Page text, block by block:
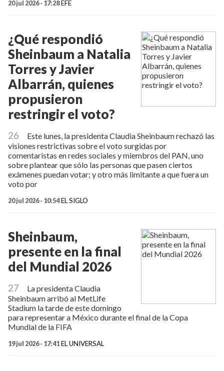
20 jul 2026 - 17:28EFE
¿Qué respondió
Sheinbaum a Natalia
Torres y Javier
Albarrán, quienes
propusieron
restringir el voto?
26
Este lunes, la presidenta Claudia Sheinbaum rechazó las
visiones restrictivas sobre el voto surgidas por
comentaristas en redes sociales y miembros del PAN, uno
sobre plantear que sólo las personas que pasen ciertos
exámenes puedan votar; y otro más limitante a que fuera un
voto por
20 jul 2026 - 10:54EL SIGLO
Sheinbaum,
presente en la final
del Mundial 2026
27
La presidenta Claudia
Sheinbaum arribó al MetLife
Stadium la tarde de este domingo
para representar a México durante el final de la Copa
Mundial de la FIFA
19 jul 2026 - 17:41EL UNIVERSAL